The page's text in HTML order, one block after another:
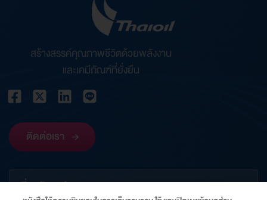
สร้างสรรค์คุณภาพชีวิตด้วยพลังงาน
และเคมีภัณฑ์ที่ยั่งยืน
ติดต่อเรา
เกี่ยวกับองค์กร